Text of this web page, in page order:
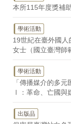
本所115年度獎補
學術活動
19世紀在臺外國人
女士（國立臺灣師
學術活動
「傳播媒介的多
Ⅰ：革命、亡國與
出版品